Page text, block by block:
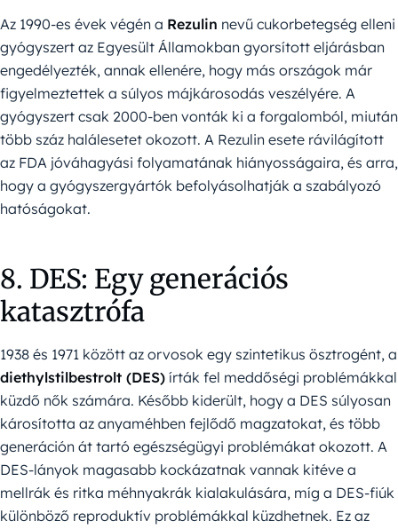
Az 1990-es évek végén a Rezulin nevű cukorbetegség elleni
gyógyszert az Egyesült Államokban gyorsított eljárásban
engedélyezték, annak ellenére, hogy más országok már
figyelmeztettek a súlyos májkárosodás veszélyére. A
gyógyszert csak 2000-ben vonták ki a forgalomból, miután
több száz halálesetet okozott. A Rezulin esete rávilágított
az FDA jóváhagyási folyamatának hiányosságaira, és arra,
hogy a gyógyszergyártók befolyásolhatják a szabályozó
hatóságokat.
8. DES: Egy generációs
katasztrófa
1938 és 1971 között az orvosok egy szintetikus ösztrogént, a
diethylstilbestrolt (DES) írták fel meddőségi problémákkal
küzdő nők számára. Később kiderült, hogy a DES súlyosan
károsította az anyaméhben fejlődő magzatokat, és több
generáción át tartó egészségügyi problémákat okozott. A
DES-lányok magasabb kockázatnak vannak kitéve a
mellrák és ritka méhnyakrák kialakulására, míg a DES-fiúk
különböző reproduktív problémákkal küzdhetnek. Ez az